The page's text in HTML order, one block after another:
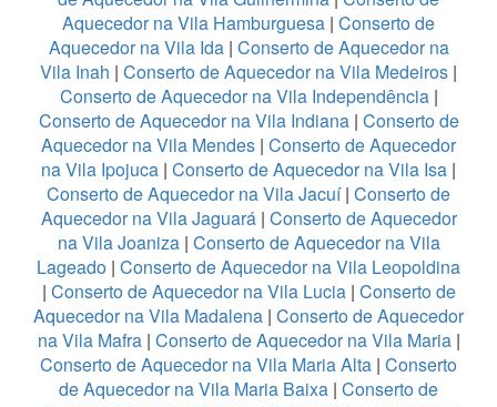
Aquecedor na Vila Hamburguesa | Conserto de
Aquecedor na Vila Ida| Conserto de Aquecedor na
Vila Inah | Conserto de Aquecedor na Vila Medeiros |
Conserto de Aquecedor na Vila Independência|
Conserto de Aquecedor na Vila Indiana| Conserto de
Aquecedor na Vila Mendes | Conserto de Aquecedor
na Vila Ipojuca | Conserto de Aquecedor na Vila Isa |
Conserto de Aquecedor na Vila Jacuí| Conserto de
Aquecedor na Vila Jaguará| Conserto de Aquecedor
na Vila Joaniza| Conserto de Aquecedor na Vila
Lageado | Conserto de Aquecedor na Vila Leopoldina
| Conserto de Aquecedor na Vila Lucia| Conserto de
Aquecedor na Vila Madalena | Conserto de Aquecedor
na Vila Mafra | Conserto de Aquecedor na Vila Maria|
Conserto de Aquecedor na Vila Maria Alta | Conserto
de Aquecedor na Vila Maria Baixa | Conserto de